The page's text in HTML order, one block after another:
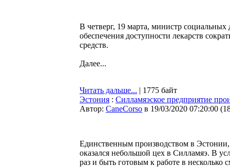
В четверг, 19 марта, министр
обеспечения доступности лекарств
средств.
Далее...
Читать дальше... | 1775 байт
Эстония : Силламяэское предприятие
Автор: CaneCorso в 19/03/2020 07:20:00 (
Единственным производством в
оказался небольшой цех в Силламяэ. В
раз и быть готовым к работе в несколько